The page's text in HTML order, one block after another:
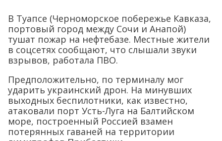
В Туапсе (Черноморское побережье Кавказа,
портовый город между Сочи и Анапой)
тушат пожар на нефтебазе. Местные жители
в соцсетях сообщают, что слышали звуки
взрывов, работала ПВО.
Предположительно, по терминалу мог
ударить украинский дрон. На минувших
выходных беспилотники, как известно,
атаковали порт Усть-Луга на Балтийском
море, построенный Россией взамен
потерянных гаваней на территории